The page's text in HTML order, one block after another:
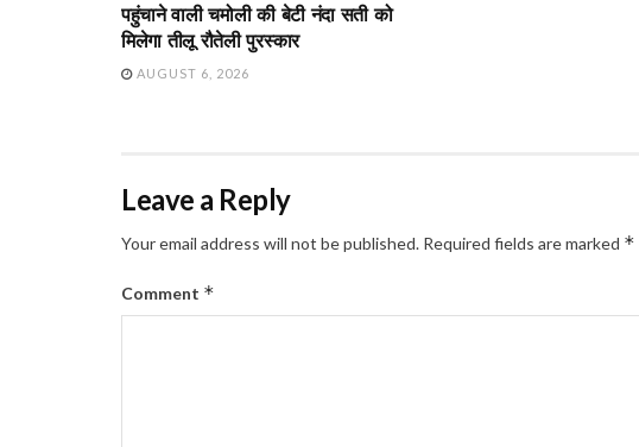
पहुंचाने वाली चमोली की बेटी नंदा सती को
मिलेगा तीलू रौतेली पुरस्कार
AUGUST 6, 2026
Leave a Reply
Your email address will not be published. Required fields are marked *
Comment *